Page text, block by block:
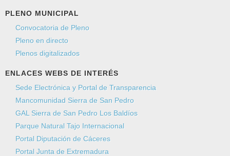
Envíeme una copia (opcional)
Captcha*
PLENO MUNICIPAL
Convocatoria de Pleno
Pleno en directo
Plenos digitalizados
ENLACES WEBS DE INTERÉS
Sede Electrónica y Portal de Transparencia
Mancomunidad Sierra de San Pedro
GAL Sierra de San Pedro Los Baldíos
Parque Natural Tajo Internacional
Portal Diputación de Cáceres
Portal Junta de Extremadura